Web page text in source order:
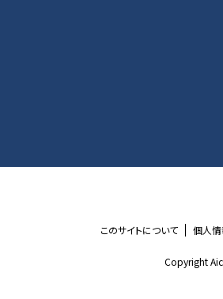
このサイトについて 個人
Copyright